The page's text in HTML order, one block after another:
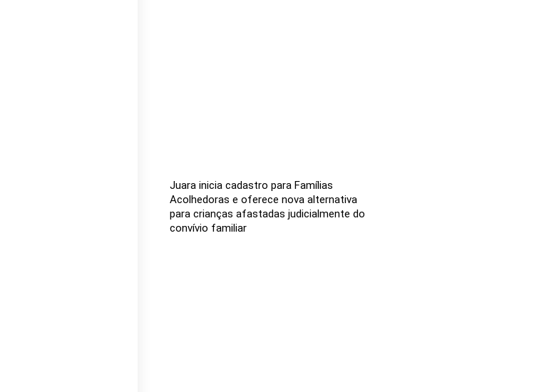
Juara inicia cadastro para Famílias
Acolhedoras e oferece nova alternativa
para crianças afastadas judicialmente do
convívio familiar